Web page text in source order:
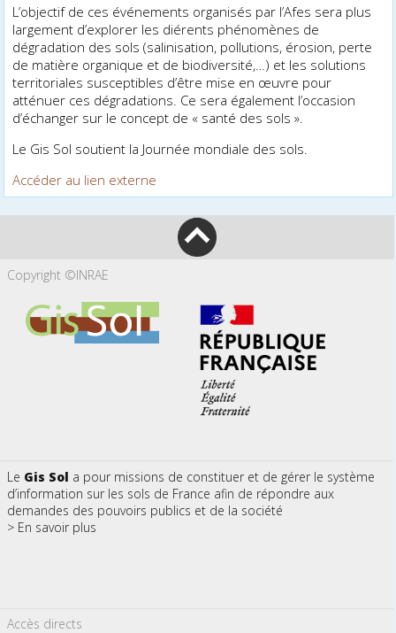
L’objectif de ces événements organisés par l’Afes sera plus
largement d’explorer les différents phénomènes de
dégradation des sols (salinisation, pollutions, érosion, perte
de matière organique et de biodiversité,…) et les solutions
territoriales susceptibles d’être mise en œuvre pour
atténuer ces dégradations. Ce sera également l’occasion
d’échanger sur le concept de « santé des sols ».
Le Gis Sol soutient la Journée mondiale des sols.
Accéder au lien externe
Copyright ©INRAE
Le Gis Sol a pour missions de constituer et de gérer le système
d’information sur les sols de France afin de répondre aux
demandes des pouvoirs publics et de la société
> En savoir plus
Accès directs